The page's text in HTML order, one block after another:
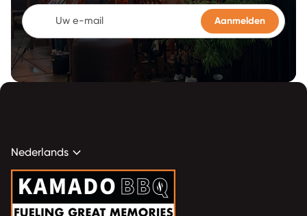
Uw e-mail
Nederlands expand_more
Home